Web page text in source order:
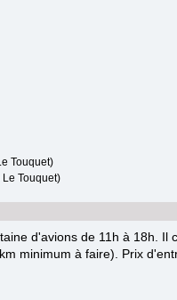
Touquet)
Touquet)
d'avions de 11h à 18h.
minimum à faire). Prix